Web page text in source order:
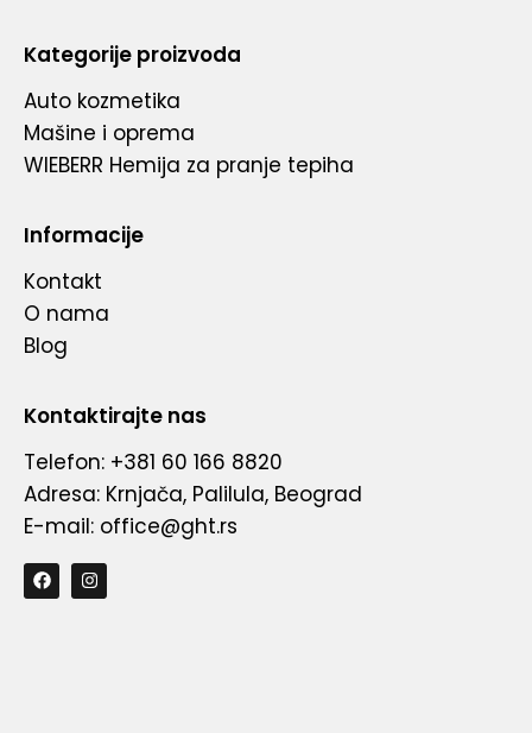
Kategorije proizvoda
Auto kozmetika
Mašine i oprema
WIEBERR Hemija za pranje tepiha
Informacije
Kontakt
O nama
Blog
Kontaktirajte nas
Telefon: +381 60 166 8820
Adresa: Krnjača, Palilula, Beograd
E-mail: office@ght.rs